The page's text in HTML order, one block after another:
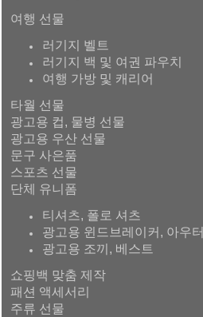
여행 선물
러기지 벨트
러기지 백 및 여권 파우치
여행 가방 및 캐리어
타월 선물
광고용 컵, 물병 선물
광고용 우산 선물
문구 사은품
스포츠 선물
단체 유니폼
티셔츠, 폴로 셔츠
광고용 윈드브레이커, 아우터
광고용 조끼, 베스트
쇼핑백 맞춤 제작
패션 액세서리
주류 선물